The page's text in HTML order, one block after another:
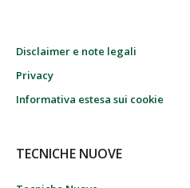
Disclaimer e note legali
Privacy
Informativa estesa sui cookie
TECNICHE NUOVE